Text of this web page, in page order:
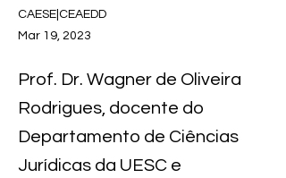
CAESE|CEAEDD
Mar 19, 2023
Prof. Dr. Wagner de Oliveira
Rodrigues, docente do
Departamento de Ciências
Jurídicas da UESC e